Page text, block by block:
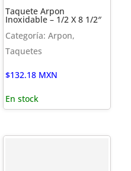
Taquete Arpon
Inoxidable – 1/2 X 8 1/2″
Categoría: Arpon,
Taquetes
$132.18 MXN
En stock